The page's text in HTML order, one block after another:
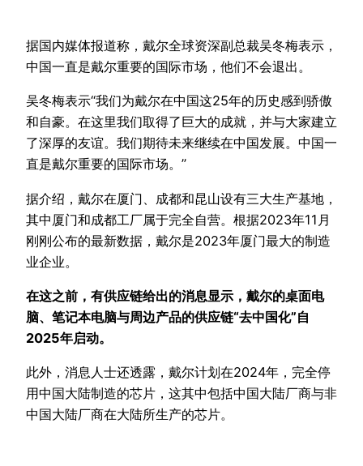
据国内媒体报道称，戴尔全球资深副总裁吴冬梅表示，
中国一直是戴尔重要的国际市场，他们不会退出。
吴冬梅表示“我们为戴尔在中国这25年的历史感到骄傲
和自豪。在这里我们取得了巨大的成就，并与大家建立
了深厚的友谊。我们期待未来继续在中国发展。中国一
直是戴尔重要的国际市场。”
据介绍，戴尔在厦门、成都和昆山设有三大生产基地，
其中厦门和成都工厂属于完全自营。根据2023年11月
刚刚公布的最新数据，戴尔是2023年厦门最大的制造
业企业。
在这之前，有供应链给出的消息显示，戴尔的桌面电
脑、笔记本电脑与周边产品的供应链“去中国化”自
2025年启动。
此外，消息人士还透露，戴尔计划在2024年，完全停
用中国大陆制造的芯片，这其中包括中国大陆厂商与非
中国大陆厂商在大陆所生产的芯片。